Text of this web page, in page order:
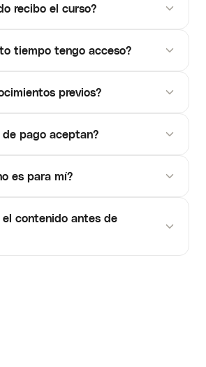
recibo el curso?
tiempo tengo acceso?
previos?
pago aceptan?
es para mí?
el contenido antes de